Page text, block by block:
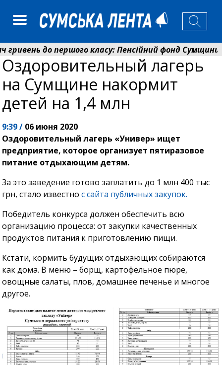
до першого класу: Пенсійний фонд Сумщини
Сумах погодили 115 компенсацій на відновлення
Оздоровительный лагерь
на Сумщине накормит
детей на 1,4 млн
9:39 / 06 июня 2020
Оздоровительный лагерь «Универ» ищет
предприятие, которое организует пятиразовое
питание отдыхающим детям.
За это заведение готово заплатить до 1 млн 400 тыс
грн, стало известнос сайта публичных закупок.
Победитель конкурса должен обеспечить всю
организацию процесса: от закупки качественных
продуктов питания к приготовлению пищи.
Кстати, кормить будущих отдыхающих собираются
как дома. В меню – борщ, картофельное пюре,
овощные салаты, плов, домашнее печенье и многое
другое.